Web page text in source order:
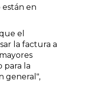
en
el
la factura a
para la
general",